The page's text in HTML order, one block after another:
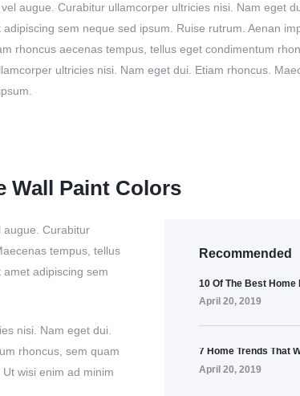
augue. Curabitur ullamcorper ultricies nisi. Nam eget
sem neque sed ipsum. Ruise rutrum. Aenan
rhoncus aecenas tempus, tellus eget condimentum
ultricies nisi. Nam eget dui. Etiam rhoncus.
Wall Paint Colors
augue. Curabitur
tempus, tellus
adipiscing sem
nisi. Nam eget dui.
rhoncus, sem quam
wisi enim ad minim
Recommended
10 Of The Best Home
April 20, 2019
7 Home Trends That
April 20, 2019